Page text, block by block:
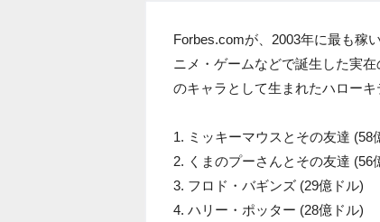
Forbes.comが、2003年に最も稼
ニメ・ゲームなどで誕生した実
のキャラとして生まれたハローキ
1. ミッキーマウスとその友達 (58
2. くまのプーさんとその友達 (56
3. フロド・バギンズ (29億ドル)
4. ハリー・ポッター (28億ドル)